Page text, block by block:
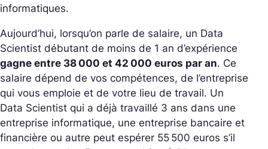
informatiques.
Aujourd’hui, lorsqu’on parle de salaire, un Data
Scientist débutant de moins de 1 an d’expérience
gagne entre 38 000 et 42 000 euros par an. Ce
salaire dépend de vos compétences, de l’entreprise
qui vous emploie et de votre lieu de travail. Un
Data Scientist qui a déjà travaillé 3 ans dans une
entreprise informatique, une entreprise bancaire et
financière ou autre peut espérer 55 500 euros s’il